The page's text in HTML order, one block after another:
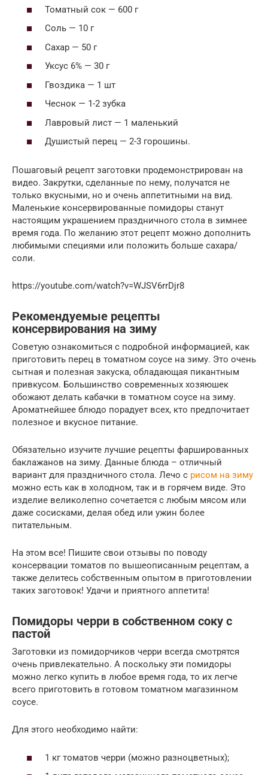
Томатный сок — 600 г
Соль — 10 г
Сахар — 50 г
Уксус 6% — 30 г
Гвоздика — 1 шт
Чеснок — 1-2 зубка
Лавровый лист — 1 маленький
Душистый перец — 2-3 горошины.
Пошаговый рецепт заготовки продемонстрирован на
видео. Закрутки, сделанные по нему, получатся не
только вкусными, но и очень аппетитными на вид.
Маленькие консервированные помидоры станут
настоящим украшением праздничного стола в зимнее
время года. По желанию этот рецепт можно дополнить
любимыми специями или положить больше сахара/
соли.
https://youtube.com/watch?v=WJSV6rrDjr8
Рекомендуемые рецепты
консервирования на зиму
Советую ознакомиться с подробной информацией, как
приготовить перец в томатном соусе на зиму. Это очень
сытная и полезная закуска, обладающая пикантным
привкусом. Большинство современных хозяюшек
обожают делать кабачки в томатном соусе на зиму.
Ароматнейшее блюдо порадует всех, кто предпочитает
полезное и вкусное питание.
Обязательно изучите лучшие рецепты фаршированных
баклажанов на зиму. Данные блюда – отличный
вариант для праздничного стола. Лечо с рисом на зиму
можно есть как в холодном, так и в горячем виде. Это
изделие великолепно сочетается с любым мясом или
даже сосисками, делая обед или ужин более
питательным.
На этом все! Пишите свои отзывы по поводу
консервации томатов по вышеописанным рецептам, а
также делитесь собственным опытом в приготовлении
таких заготовок! Удачи и приятного аппетита!
Помидоры черри в собственном соку с
пастой
Заготовки из помидорчиков черри всегда смотрятся
очень привлекательно. А поскольку эти помидоры
можно легко купить в любое время года, то их легче
всего приготовить в готовом томатном магазинном
соусе.
Для этого необходимо найти:
1 кг томатов черри (можно разноцветных);